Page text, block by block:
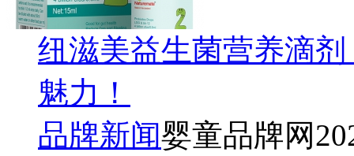
纽滋美益生菌营养滴
魅力！
品牌新闻婴童品牌网